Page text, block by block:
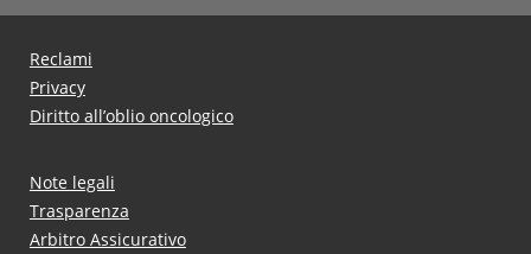
Reclami
Privacy
Diritto all’oblio oncologico
Note legali
Trasparenza
Arbitro Assicurativo